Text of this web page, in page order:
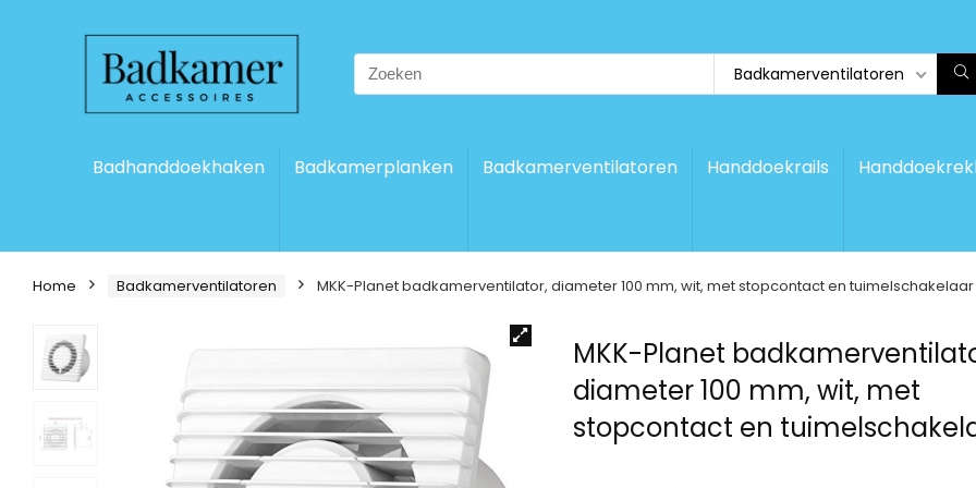
Search
for:
Badkamerventilatoren
Badhanddoekhaken Badkamerplanken Badkamerventilatoren Handdoekrails
Home Badkamerventilatoren MKK-Planet badkamerventilator, diameter 100 mm, wit, met stopcontact en tuimelschakelaar
MKK-Planet
diameter 100 mm, wit, met
stopcontact en